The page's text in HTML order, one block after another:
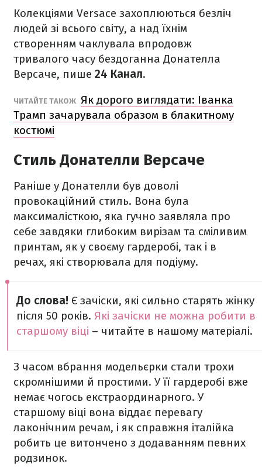
Колекціями Versace захоплюються безліч
людей зі всього світу, а над їхнім
створенням чаклувала впродовж
тривалого часу бездоганна Донателла
Версаче, пише 24 Канал.
ЧИТАЙТЕ ТАКОЖ Як дорого виглядати: Іванка
Трамп зачарувала образом в блакитному
костюмі
Стиль Донателли Версаче
Раніше у Донателли був доволі
провокаційний стиль. Вона була
максималісткою, яка гучно заявляла про
себе завдяки глибоким вирізам та сміливим
принтам, як у своєму гардеробі, так і в
речах, які створювала для подіуму.
До слова! Є зачіски, які сильно старять жінку
після 50 років. Які зачіски не можна робити в
старшому віці – читайте в нашому матеріалі.
З часом вбрання модельєрки стали трохи
скромнішими й простими. У її гардеробі вже
немає чогось екстраординарного. У
старшому віці вона віддає перевагу
лаконічним речам, і як справжня італійка
робить це витончено з додаванням певних
родзинок.